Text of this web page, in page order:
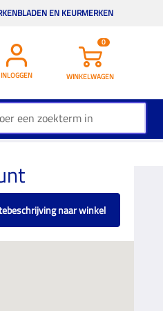
EN KEURMERKEN
INLOGGEN
0
WINKELWAGEN
naar winkel